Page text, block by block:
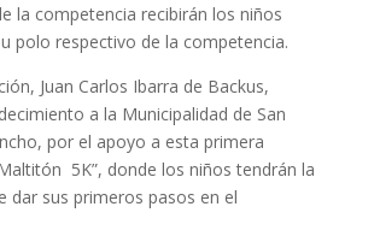
la competencia recibirán los niños
polo respectivo de la competencia.
Juan Carlos Ibarra de Backus,
a la Municipalidad de San
por el apoyo a esta primera
5K”, donde los niños tendrán la
dar sus primeros pasos en el